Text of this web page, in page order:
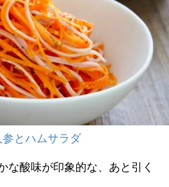
とハムサラダ
な酸味が印象的な、あと引く